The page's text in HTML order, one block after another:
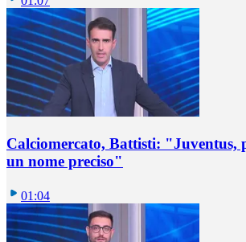
Calciomercato, Battisti: "Juventus,
un nome preciso"
01:04